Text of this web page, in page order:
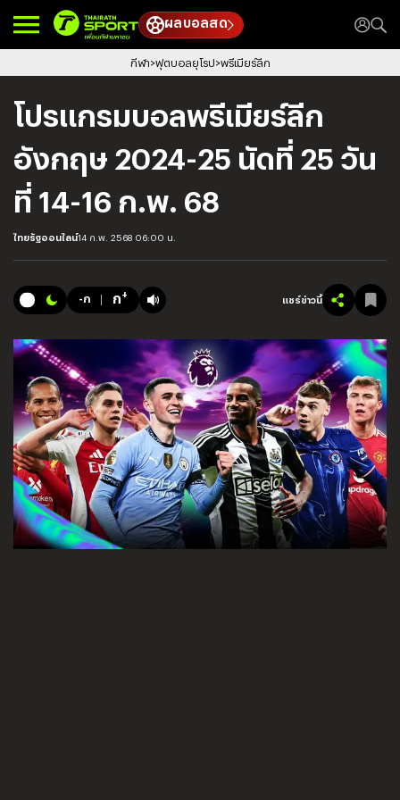
ผลบอลสด
กีฬา ฟุตบอลยุโรป พรีเมียร์ลีก
โปรแกรมบอลพรีเมียร์ลีก
อังกฤษ 2024-25 นัดที่ 25 วัน
ที่ 14-16 ก.พ. 68
ไทยรัฐออนไลน์14 ก.พ. 2568 06:00 น.
-ก ก+ แชร์ข่าวนี้